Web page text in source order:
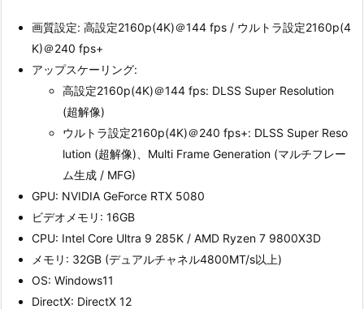
画質設定: 高設定2160p(4K)＠144 fps / ウルトラ設定2160p(4
K)＠240 fps+
アップスケーリング:
高設定2160p(4K)＠144 fps: DLSS Super Resolution
(超解像)
ウルトラ設定2160p(4K)＠240 fps+: DLSS Super Reso
lution (超解像)、Multi Frame Generation (マルチフレー
ム生成 / MFG)
GPU: NVIDIA GeForce RTX 5080
ビデオメモリ: 16GB
CPU: Intel Core Ultra 9 285K / AMD Ryzen 7 9800X3D
メモリ: 32GB (デュアルチャネル4800MT/s以上)
OS: Windows11
DirectX: DirectX 12